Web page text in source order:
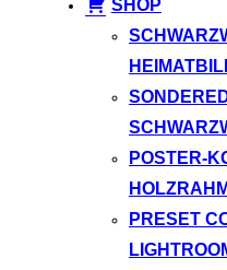
SHOP
POSTER-
PRESET